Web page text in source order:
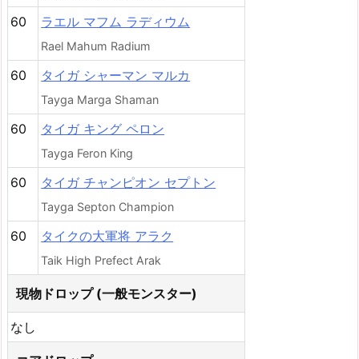
60 ラエル マフム ラディウム
Rael Mahum Radium
60 タイガ シャーマン マルカ
Tayga Marga Shaman
60 タイガ キング ペロン
Tayga Feron King
60 タイガ チャンピオン セプトン
Tayga Septon Champion
60 タイクの大軍将 アラク
Taik High Prefect Arak
現物ドロップ (一般モンスター)
なし